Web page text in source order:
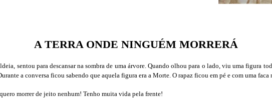
A TERRA ONDE NINGUÉM MORRERÁ
sentou para descansar na sombra de uma árvore. Quando olhou para o lado, viu uma figura
a conversa ficou sabendo que aquela figura era a Morte. O rapaz ficou em pé e com uma faca
morrer de jeito nenhum! Tenho muita vida pela frente!